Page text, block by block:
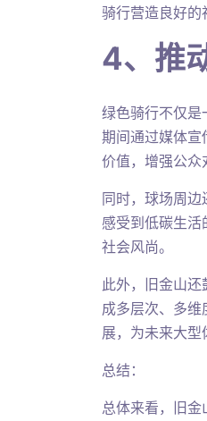
骑行营造良好的
4、推
绿色骑行不仅
期间通过媒体
价值，增强公众
同时，球场周边
感受到低碳生
社会风尚。
此外，旧金山
成多层次、多
展，为未来大型
总结：
总体来看，旧